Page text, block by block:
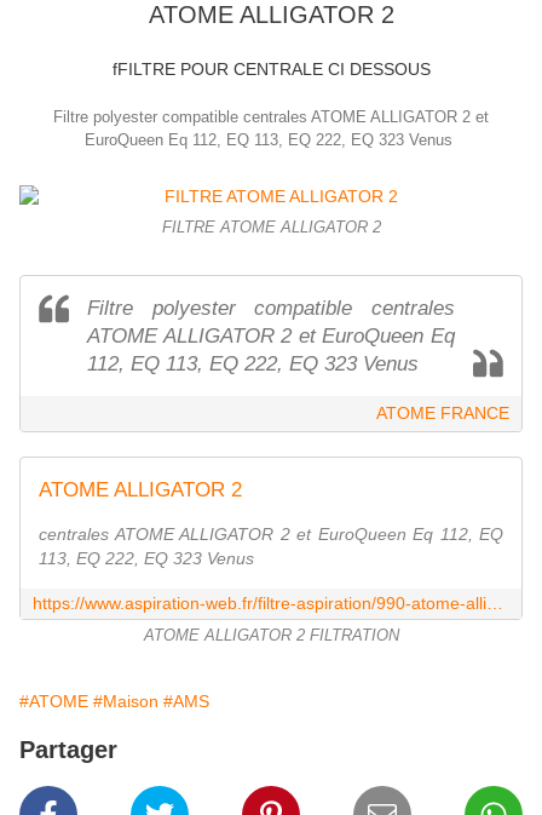
ATOME ALLIGATOR 2
fFILTRE POUR CENTRALE CI DESSOUS
Filtre polyester compatible centrales ATOME ALLIGATOR 2 et
EuroQueen Eq 112, EQ 113, EQ 222, EQ 323 Venus
FILTRE ATOME ALLIGATOR 2
Filtre polyester compatible centrales
ATOME ALLIGATOR 2 et EuroQueen Eq
112, EQ 113, EQ 222, EQ 323 Venus
ATOME FRANCE
ATOME ALLIGATOR 2
centrales ATOME ALLIGATOR 2 et EuroQueen Eq 112, EQ
113, EQ 222, EQ 323 Venus
ATOME ALLIGATOR 2 FILTRATION
#ATOME #Maison #AMS
Partager